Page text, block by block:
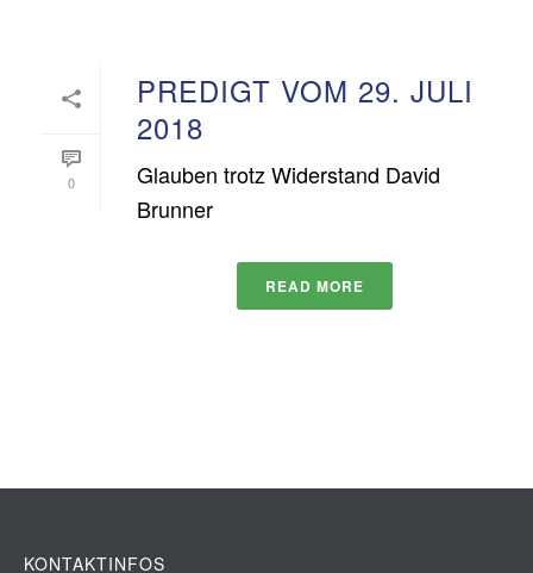
0
PREDIGT VOM 29. JULI
2018
Glauben trotz Widerstand David
Brunner
READ MORE
KONTAKTINFOS